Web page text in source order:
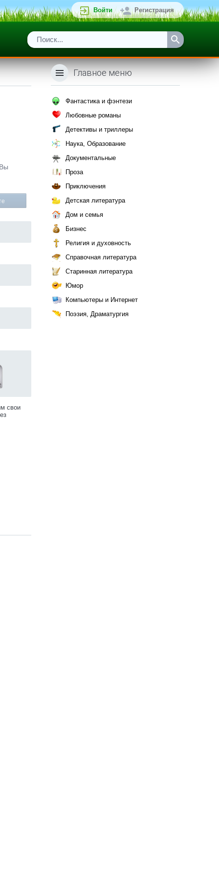
Войти Регистрация
свои
Главное меню
Фантастика и фэнтези
Любовные романы
Детективы и триллеры
Наука, Образование
Документальные
Проза
Приключения
Детская литература
Дом и семья
Бизнес
Религия и духовность
Справочная литература
Старинная литература
Юмор
Компьютеры и Интернет
Поэзия, Драматургия